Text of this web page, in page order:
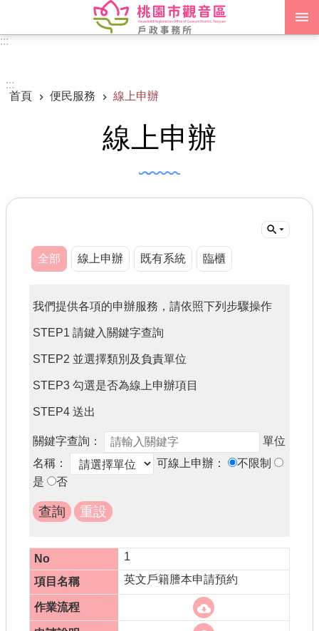
跳到主要內容區塊
業務資訊
機關通訊錄
回首頁
網站導覽
市政信箱
English
隱私權政策
網站安全政策
政府網站資料開放宣告
:::
:::
首頁
便民服務 線上申辦
線上申辦
全部 線上申辦 既有系統 臨櫃
我們提供各項的申辦服務，請依照下列步驟操作
STEP1 請鍵入關鍵字查詢
STEP2 並選擇類別及負責單位
STEP3 勾選是否為線上申辦項目
STEP4 送出
關鍵字查詢：
單位
名稱：
可線上申辦：
不限制
是
否
1
英文戶籍謄本申請預約